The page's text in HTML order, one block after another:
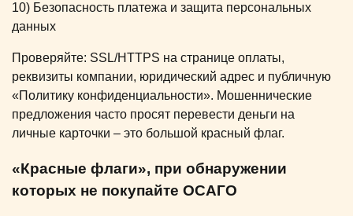
10) Безопасность платежа и защита персональных
данных
Проверяйте: SSL/HTTPS на странице оплаты,
реквизиты компании, юридический адрес и публичную
«Политику конфиденциальности». Мошеннические
предложения часто просят перевести деньги на
личные карточки – это большой красный флаг.
«Красные флаги», при обнаружении
которых не покупайте ОСАГО